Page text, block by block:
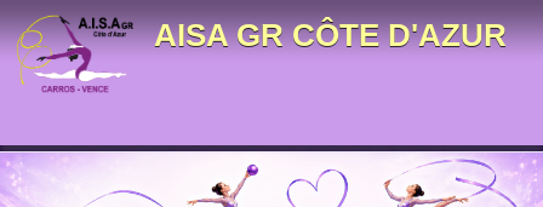
AISA GR CÔTE D'AZUR
Panneau de gestion des cookies